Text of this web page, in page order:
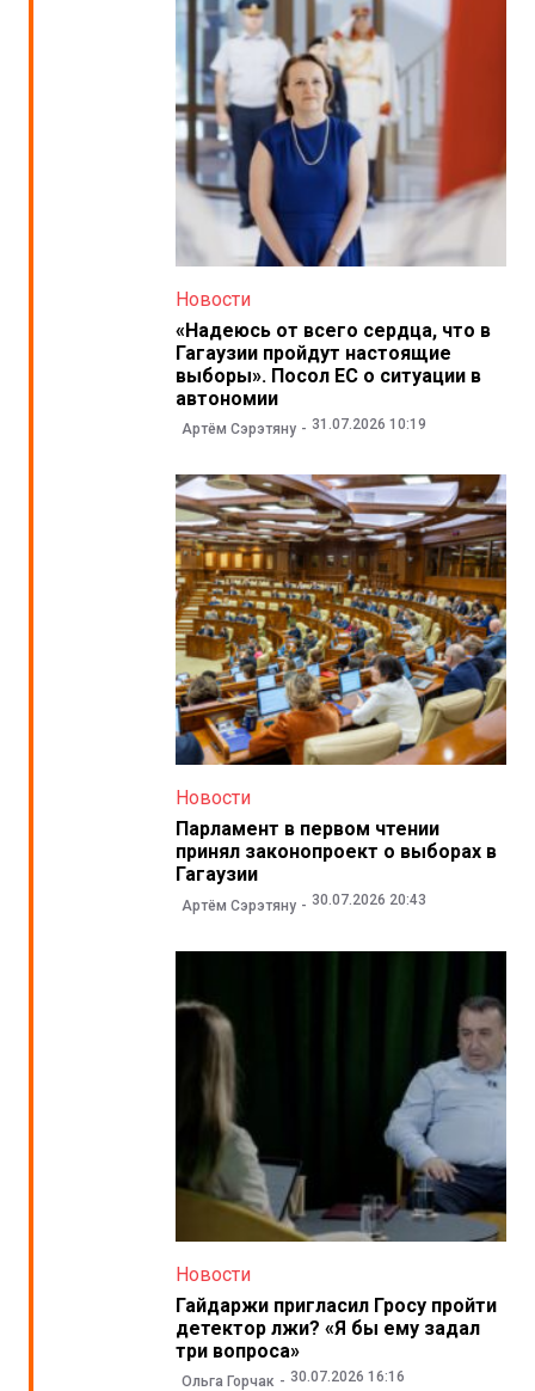
Новости
«Надеюсь от всего сердца, что в
Гагаузии пройдут настоящие
выборы». Посол ЕС о ситуации в
автономии
Артём Сэрэтяну 31.07.2026 10:19
Новости
Парламент в первом чтении
принял законопроект о выборах в
Гагаузии
Артём Сэрэтяну 30.07.2026 20:43
Новости
Гайдаржи пригласил Гросу пройти
детектор лжи? «Я бы ему задал
три вопроса»
Ольга Горчак 30.07.2026 16:16